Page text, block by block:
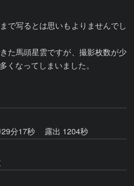
で写るとは思いもよりませんでし
た馬頭星雲ですが、撮影枚数が少
くなってしまいました。
分17秒
露出 1204秒